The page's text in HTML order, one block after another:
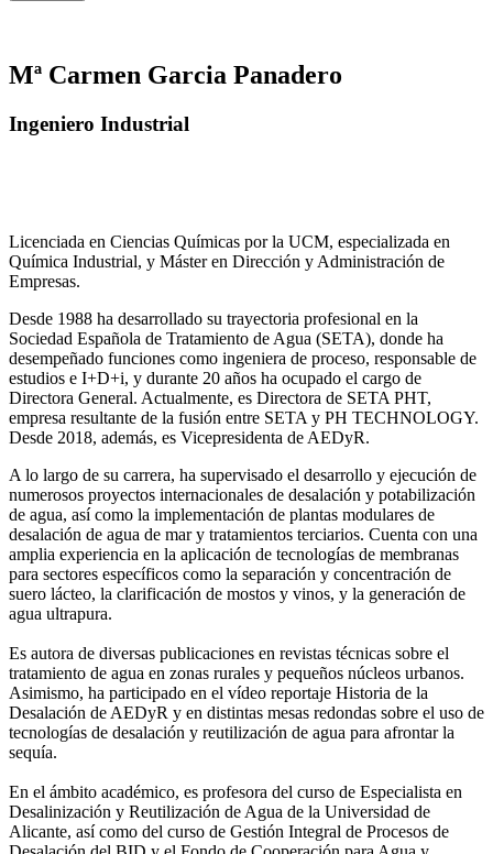
Mª Carmen Garcia Panadero
Ingeniero Industrial
Licenciada en Ciencias Químicas por la UCM, especializada en
Química Industrial, y Máster en Dirección y Administración de
Empresas.
Desde 1988 ha desarrollado su trayectoria profesional en la
Sociedad Española de Tratamiento de Agua (SETA), donde ha
desempeñado funciones como ingeniera de proceso, responsable de
estudios e I+D+i, y durante 20 años ha ocupado el cargo de
Directora General. Actualmente, es Directora de SETA PHT,
empresa resultante de la fusión entre SETA y PH TECHNOLOGY.
Desde 2018, además, es Vicepresidenta de AEDyR.
A lo largo de su carrera, ha supervisado el desarrollo y ejecución de
numerosos proyectos internacionales de desalación y potabilización
de agua, así como la implementación de plantas modulares de
desalación de agua de mar y tratamientos terciarios. Cuenta con una
amplia experiencia en la aplicación de tecnologías de membranas
para sectores específicos como la separación y concentración de
suero lácteo, la clarificación de mostos y vinos, y la generación de
agua ultrapura.
Es autora de diversas publicaciones en revistas técnicas sobre el
tratamiento de agua en zonas rurales y pequeños núcleos urbanos.
Asimismo, ha participado en el vídeo reportaje Historia de la
Desalación de AEDyR y en distintas mesas redondas sobre el uso de
tecnologías de desalación y reutilización de agua para afrontar la
sequía.
En el ámbito académico, es profesora del curso de Especialista en
Desalinización y Reutilización de Agua de la Universidad de
Alicante, así como del curso de Gestión Integral de Procesos de